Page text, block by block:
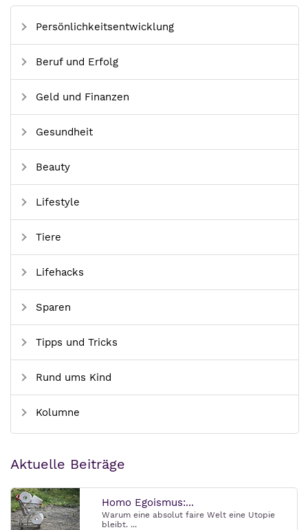
Persönlichkeitsentwicklung
Beruf und Erfolg
Geld und Finanzen
Gesundheit
Beauty
Lifestyle
Tiere
Lifehacks
Sparen
Tipps und Tricks
Rund ums Kind
Kolumne
Aktuelle Beiträge
Homo Egoismus:...
Warum eine absolut faire Welt eine Utopie
bleibt. ...